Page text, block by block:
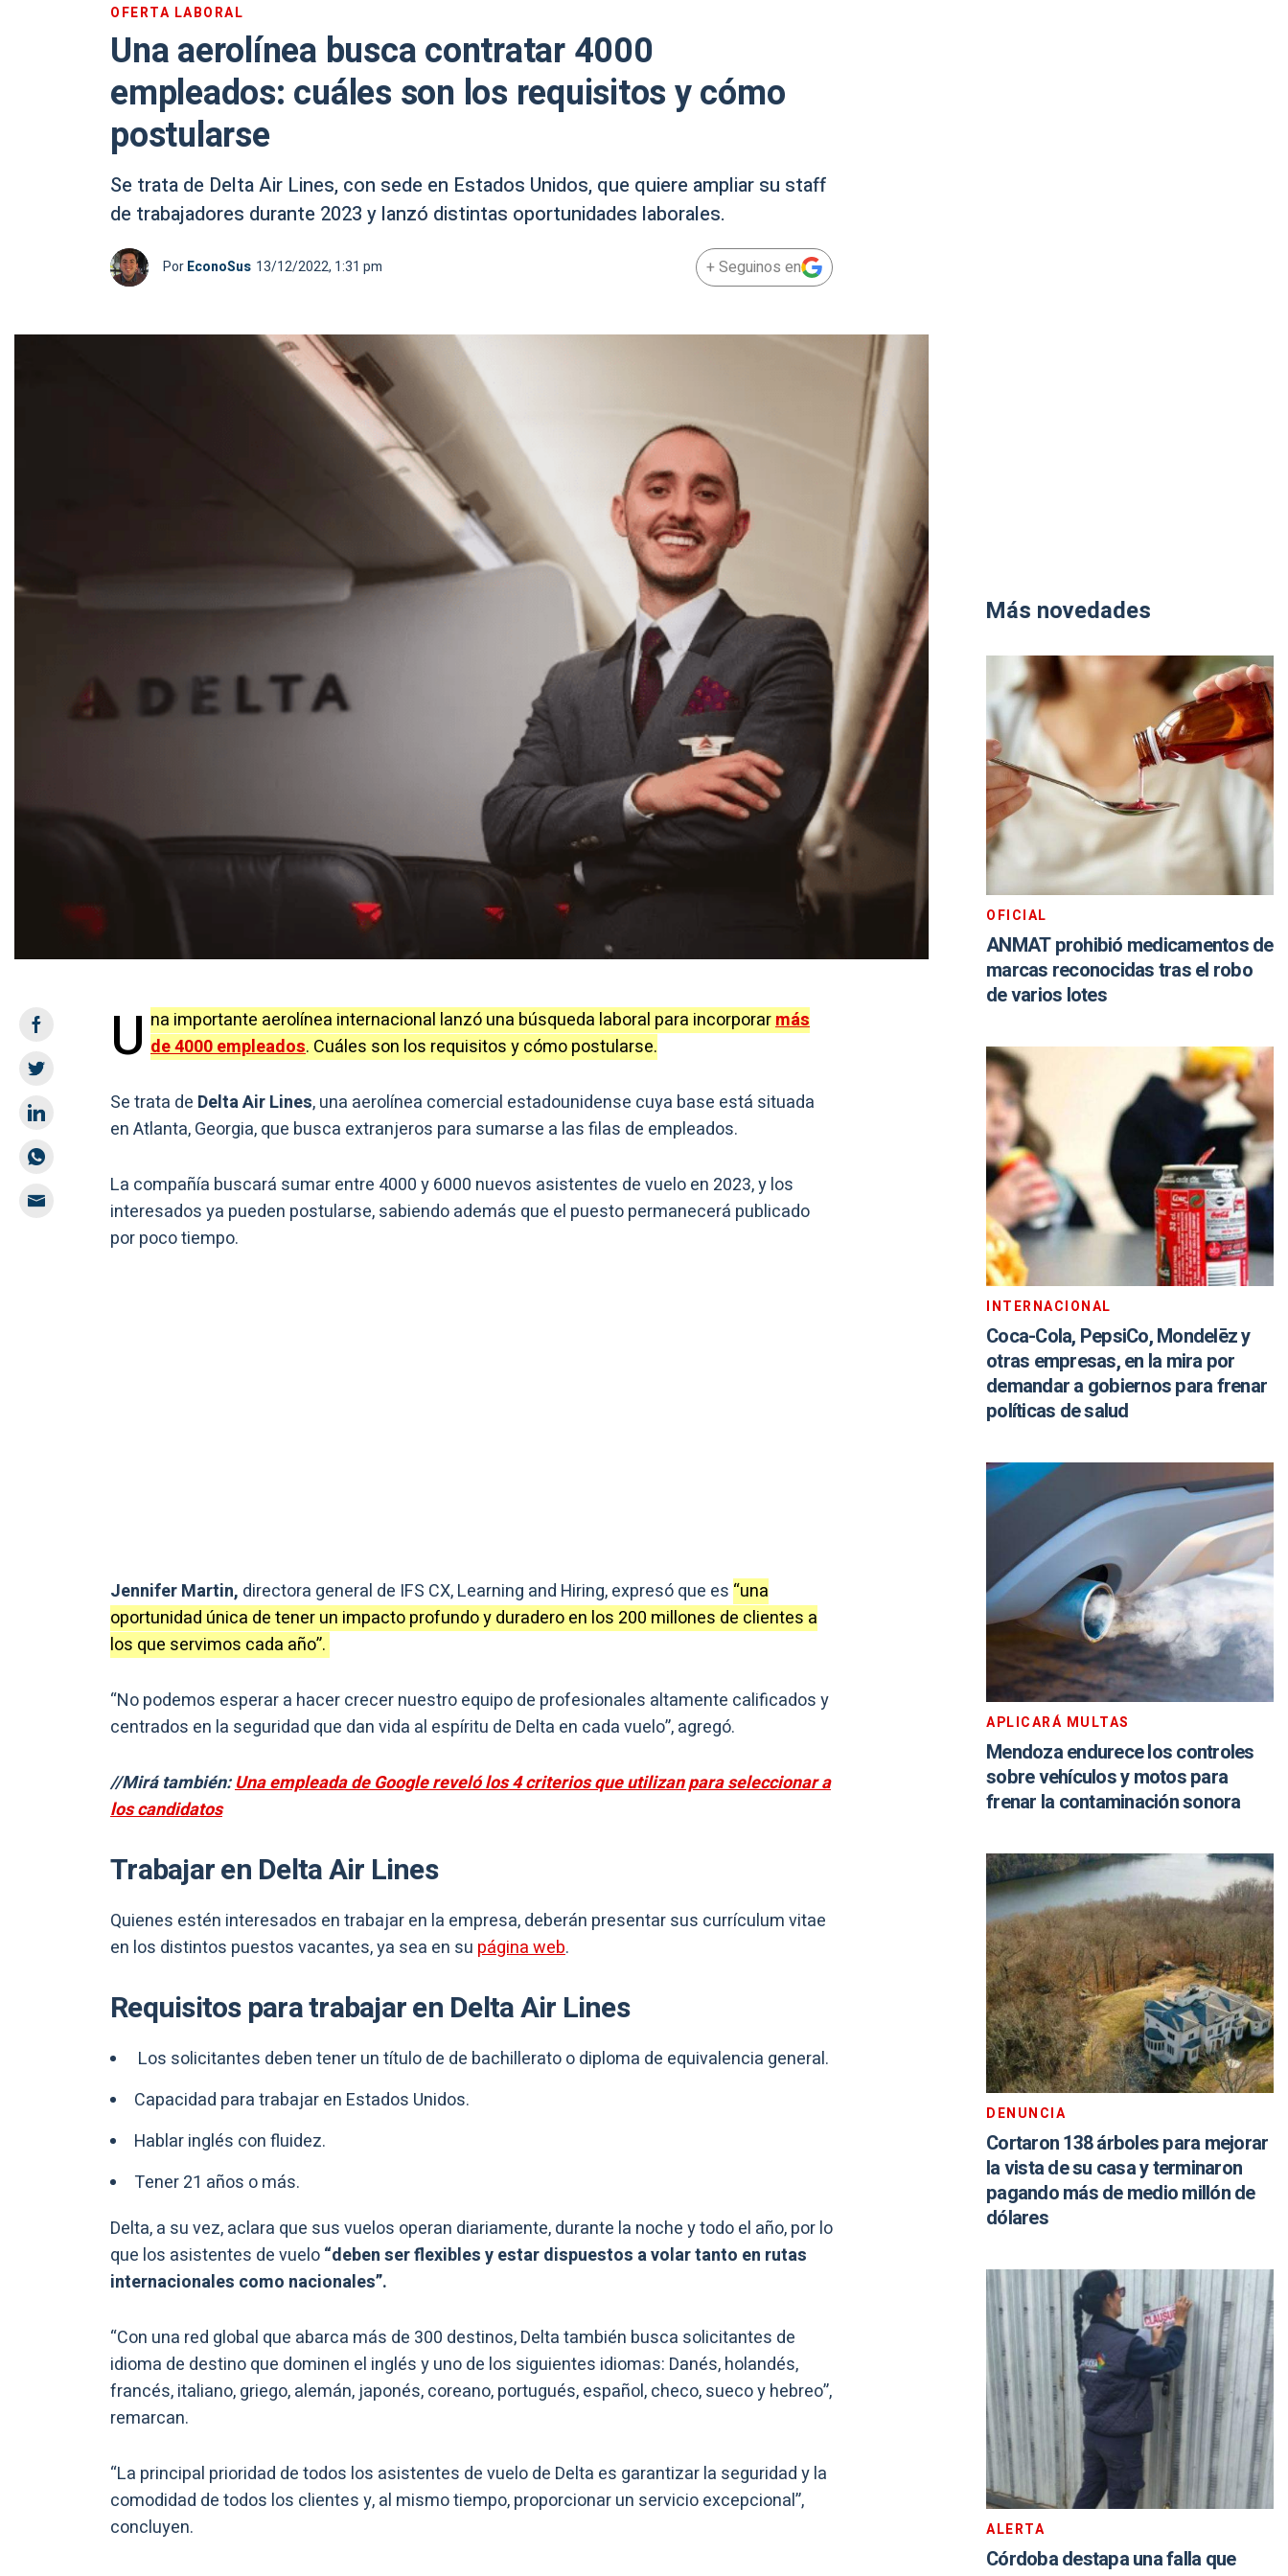
OFERTA LABORAL
Una aerolínea busca contratar 4000
empleados: cuáles son los requisitos y cómo
postularse
Se trata de Delta Air Lines, con sede en Estados Unidos, que quiere ampliar su staff
de trabajadores durante 2023 y lanzó distintas oportunidades laborales.
PorEconoSus 13/12/2022, 1:31 pm + Seguinos en
U na importante aerolínea internacional lanzó una búsqueda laboral para incorporarmás
de 4000 empleados. Cuáles son los requisitos y cómo postularse.
Se trata de Delta Air Lines, una aerolínea comercial estadounidense cuya base está situada
en Atlanta, Georgia, que busca extranjeros para sumarse a las filas de empleados.
La compañía buscará sumar entre 4000 y 6000 nuevos asistentes de vuelo en 2023, y los
interesados ya pueden postularse, sabiendo además que el puesto permanecerá publicado
por poco tiempo.
Jennifer Martin, directora general de IFS CX, Learning and Hiring, expresó que es “una
oportunidad única de tener un impacto profundo y duradero en los 200 millones de clientes a
los que servimos cada año”.
“No podemos esperar a hacer crecer nuestro equipo de profesionales altamente calificados y
centrados en la seguridad que dan vida al espíritu de Delta en cada vuelo”, agregó.
//Mirá también:Una empleada de Google reveló los 4 criterios que utilizan para seleccionar a
los candidatos
Trabajar en Delta Air Lines
Quienes estén interesados en trabajar en la empresa, deberán presentar sus currículum vitae
en los distintos puestos vacantes, ya sea en su página web.
Requisitos para trabajar en Delta Air Lines
Los solicitantes deben tener un título de de bachillerato o diploma de equivalencia general.
Capacidad para trabajar en Estados Unidos.
Hablar inglés con fluidez.
Tener 21 años o más.
Delta, a su vez, aclara que sus vuelos operan diariamente, durante la noche y todo el año, por lo
que los asistentes de vuelo“deben ser flexibles y estar dispuestos a volar tanto en rutas
internacionales como nacionales”.
“Con una red global que abarca más de 300 destinos, Delta también busca solicitantes de
idioma de destino que dominen el inglés y uno de los siguientes idiomas: Danés, holandés,
francés, italiano, griego, alemán, japonés, coreano, portugués, español, checo, sueco y hebreo”,
remarcan.
“La principal prioridad de todos los asistentes de vuelo de Delta es garantizar la seguridad y la
comodidad de todos los clientes y, al mismo tiempo, proporcionar un servicio excepcional”,
concluyen.
Más novedades
OFICIAL
ANMAT prohibió medicamentos de
marcas reconocidas tras el robo
de varios lotes
INTERNACIONAL
Coca-Cola, PepsiCo, Mondelēz y
otras empresas, en la mira por
demandar a gobiernos para frenar
políticas de salud
APLICARÁ MULTAS
Mendoza endurece los controles
sobre vehículos y motos para
frenar la contaminación sonora
DENUNCIA
Cortaron 138 árboles para mejorar
la vista de su casa y terminaron
pagando más de medio millón de
dólares
ALERTA
Córdoba destapa una falla que